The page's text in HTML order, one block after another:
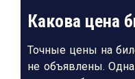
Какова цена
Точные цены на
не объявлены.